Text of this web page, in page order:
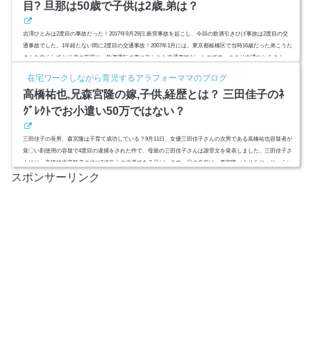
目? 旦那は50歳で子供は2歳,弟は？
吉澤ひとみは2度目の事故だった！2017年9月29日,衝突事故を起こし、今回の飲酒引きひげ事故は2度目の交
通事故でした。1年経たない間に2度目の交通事故！2007年1月には、東京都板橋区で当時16歳だった弟こうた
さんを亡くしており弟の死因は、飲酒運転の車に引かれた交通事故だったのです。つまり吉澤ひとみさん
げ容疑も加わっており罪は重大です。元モーニング娘。の中でも中澤裕子さんに次ぐ姉貴的キャラで人気だ
った吉澤ひとみさん...
在宅ワークしながら育児するアラフォーママのブログ
高橋祐也,兄森宮隆の嫁,子供,経歴とは？ 三田佳子のﾈ
ｸﾞﾚｸﾄでお小遣い50万ではない？
三田佳子の長男、森宮隆は子育て成功している？9月11日、女優三田佳子さんの次男である高橋祐也容疑者が
覚〇い剤使用の容疑で4度目の逮捕をされた件で、母親の三田佳子さんは謝罪文を発表しました。三田佳子さ
んには、高橋祐也容疑者の他に5歳年上の俳優である兄がいます。兄の名前は、森宮隆（もりみや・りゅう）
さん。本名である『高橋』も母親の『三田』も使わず、森宮隆（もりみや・りゅう）という芸名で俳優業に
スポンサーリンク